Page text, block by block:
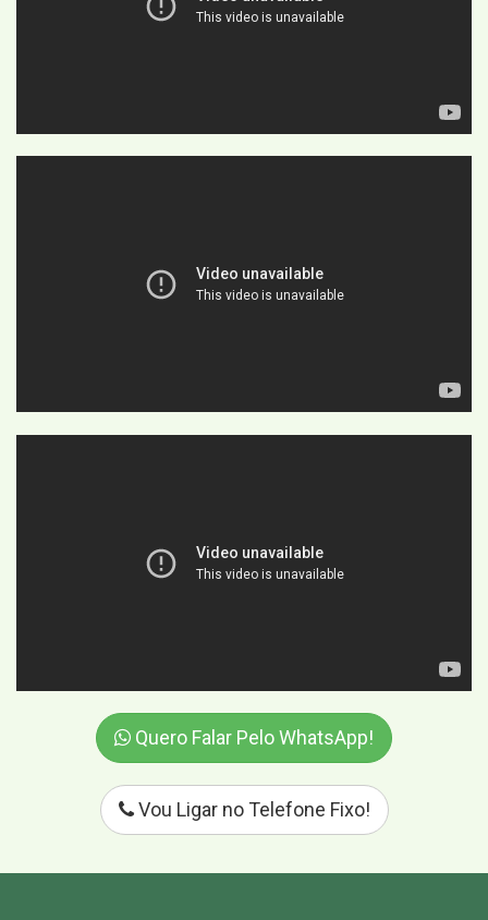
Quero Falar Pelo WhatsApp!
Vou Ligar no Telefone Fixo!